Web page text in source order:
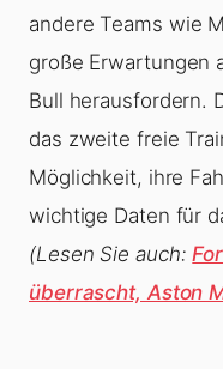
andere Teams wie
große Erwartungen
Bull herausfordern.
das zweite freie
Möglichkeit, ihre
wichtige Daten für
(Lesen Sie auch:
überrascht, Aston